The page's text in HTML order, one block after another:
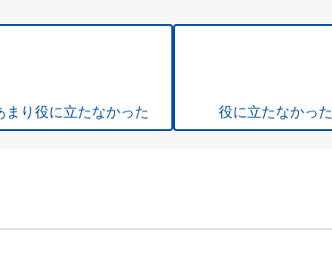
まり役に立たなかった 役に立たなかった